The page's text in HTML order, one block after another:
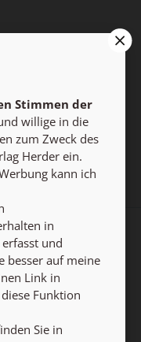
Jetzt anmelden
Datenschutz
Impressum
Stimmen der
willige in die
zum Zweck des
Herder ein.
kann ich
in
und
besser auf meine
Link in
Funktion
Sie in